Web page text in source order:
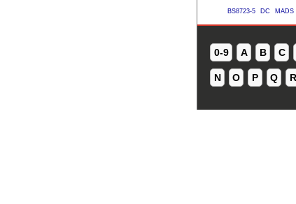
BS8723-5 DC MADS
0-9 A B C
N O P Q R